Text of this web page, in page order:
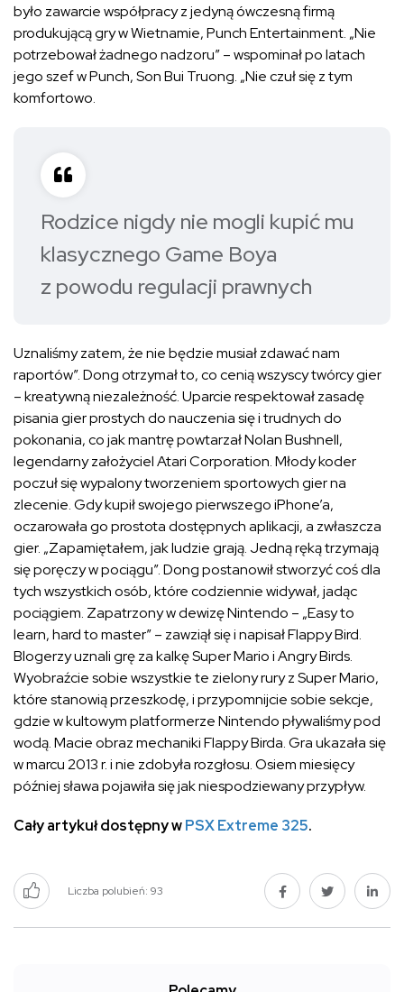
było zawarcie współpracy z jedyną ówczesną firmą
produkującą gry w Wietnamie, Punch Entertainment. „Nie
potrzebował żadnego nadzoru” – wspominał po latach
jego szef w Punch, Son Bui Truong. „Nie czuł się z tym
komfortowo.
Rodzice nigdy nie mogli kupić mu
klasycznego Game Boya
z powodu regulacji prawnych
Uznaliśmy zatem, że nie będzie musiał zdawać nam
raportów”. Dong otrzymał to, co cenią wszyscy twórcy gier
– kreatywną niezależność. Uparcie respektował zasadę
pisania gier prostych do nauczenia się i trudnych do
pokonania, co jak mantrę powtarzał Nolan Bushnell,
legendarny założyciel Atari Corporation. Młody koder
poczuł się wypalony tworzeniem sportowych gier na
zlecenie. Gdy kupił swojego pierwszego iPhone’a,
oczarowała go prostota dostępnych aplikacji, a zwłaszcza
gier. „Zapamiętałem, jak ludzie grają. Jedną ręką trzymają
się poręczy w pociągu”. Dong postanowił stworzyć coś dla
tych wszystkich osób, które codziennie widywał, jadąc
pociągiem. Zapatrzony w dewizę Nintendo – „Easy to
learn, hard to master” – zawziął się i napisał Flappy Bird.
Blogerzy uznali grę za kalkę Super Mario i Angry Birds.
Wyobraźcie sobie wszystkie te zielony rury z Super Mario,
które stanowią przeszkodę, i przypomnijcie sobie sekcje,
gdzie w kultowym platformerze Nintendo pływaliśmy pod
wodą. Macie obraz mechaniki Flappy Birda. Gra ukazała się
w marcu 2013 r. i nie zdobyła rozgłosu. Osiem miesięcy
później sława pojawiła się jak niespodziewany przypływ.
Cały artykuł dostępny wPSX Extreme 325.
Liczba polubień: 93